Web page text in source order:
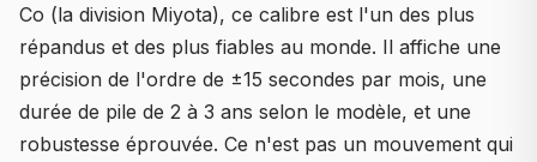
Co (la division Miyota), ce calibre est l'un des plus
répandus et des plus fiables au monde. Il affiche une
précision de l'ordre de ±15 secondes par mois, une
durée de pile de 2 à 3 ans selon le modèle, et une
robustesse éprouvée. Ce n'est pas un mouvement qui